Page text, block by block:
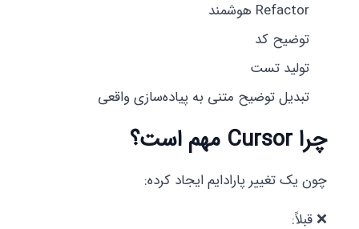
Refactor هوشمند
توضیح کد
تولید تست
تبدیل توضیح متنی به پیاده‌سازی واقعی
چرا Cursor مهم است؟
چون یک تغییر پارادایم ایجاد کرده:
❌ قبلاً: